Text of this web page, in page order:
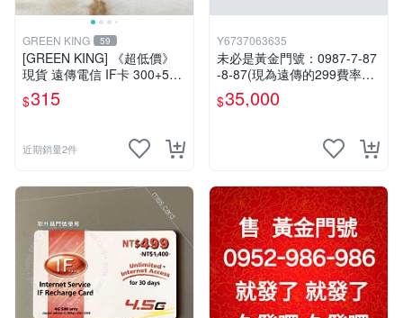
GREEN KING 59
[GREEN KING] 《超低價》
現貨 遠傳電信 IF卡 300+50
通話費儲值卡 預付卡 電話卡
面額350
$315
近期銷量2件
Y6737063635
未必是黃金門號：0987-7-87
-8-87(現為遠傳的299費率門
號，屆時將以無約狀態過
戶)。
$35,000